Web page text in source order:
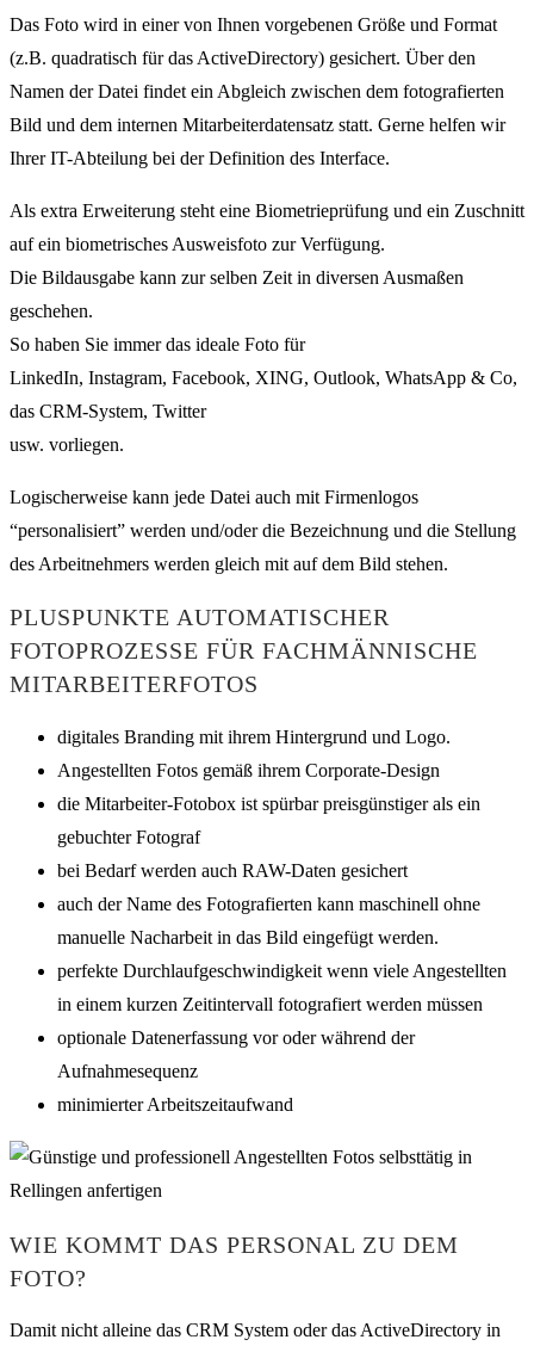
Das Foto wird in einer von Ihnen vorgebenen Größe und Format
(z.B. quadratisch für das ActiveDirectory) gesichert. Über den
Namen der Datei findet ein Abgleich zwischen dem fotografierten
Bild und dem internen Mitarbeiterdatensatz statt. Gerne helfen wir
Ihrer IT-Abteilung bei der Definition des Interface.
Als extra Erweiterung steht eine Biometrieprüfung und ein Zuschnitt
auf ein biometrisches Ausweisfoto zur Verfügung.
Die Bildausgabe kann zur selben Zeit in diversen Ausmaßen
geschehen.
So haben Sie immer das ideale Foto für
LinkedIn, Instagram, Facebook, XING, Outlook, WhatsApp & Co,
das CRM-System, Twitter
usw. vorliegen.
Logischerweise kann jede Datei auch mit Firmenlogos
“personalisiert” werden und/oder die Bezeichnung und die Stellung
des Arbeitnehmers werden gleich mit auf dem Bild stehen.
PLUSPUNKTE AUTOMATISCHER
FOTOPROZESSE FÜR FACHMÄNNISCHE
MITARBEITERFOTOS
digitales Branding mit ihrem Hintergrund und Logo.
Angestellten Fotos gemäß ihrem Corporate-Design
die Mitarbeiter-Fotobox ist spürbar preisgünstiger als ein
gebuchter Fotograf
bei Bedarf werden auch RAW-Daten gesichert
auch der Name des Fotografierten kann maschinell ohne
manuelle Nacharbeit in das Bild eingefügt werden.
perfekte Durchlaufgeschwindigkeit wenn viele Angestellten
in einem kurzen Zeitintervall fotografiert werden müssen
optionale Datenerfassung vor oder während der
Aufnahmesequenz
minimierter Arbeitszeitaufwand
WIE KOMMT DAS PERSONAL ZU DEM
FOTO?
Damit nicht alleine das CRM System oder das ActiveDirectory in